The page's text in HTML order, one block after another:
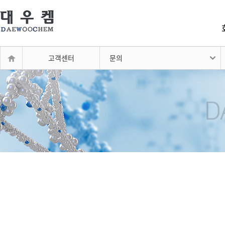
고객센터 문의